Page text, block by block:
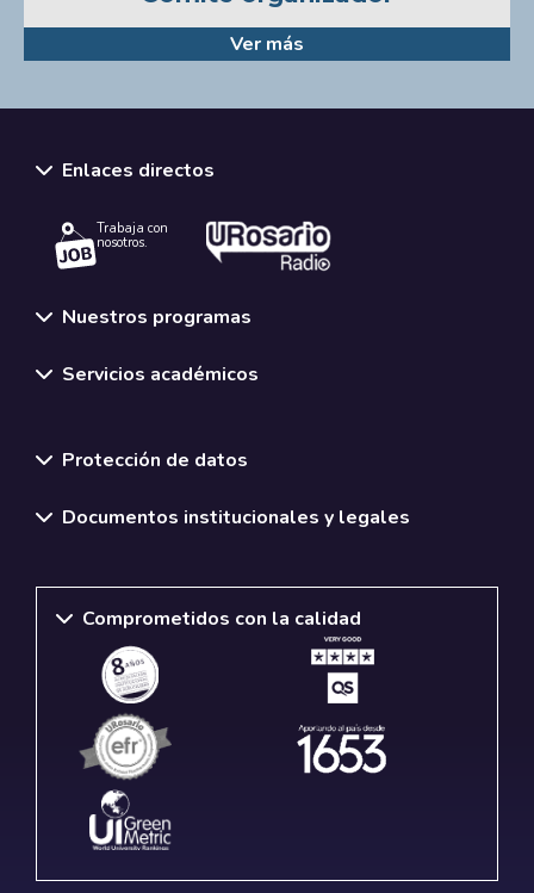
Ver más
Enlaces directos
Trabaja con
nosotros.
Nuestros programas
Servicios académicos
Protección de datos
Documentos institucionales y legales
Comprometidos con la calidad